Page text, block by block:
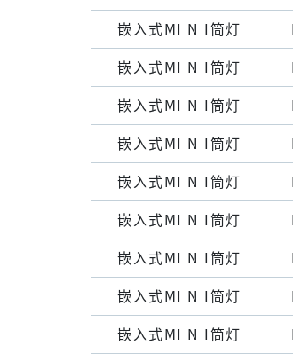
嵌⼊式MI N I筒灯
嵌⼊式MI N I筒灯
嵌⼊式MI N I筒灯
嵌⼊式MI N I筒灯
嵌⼊式MI N I筒灯
嵌⼊式MI N I筒灯
嵌⼊式MI N I筒灯
嵌⼊式MI N I筒灯
嵌⼊式MI N I筒灯